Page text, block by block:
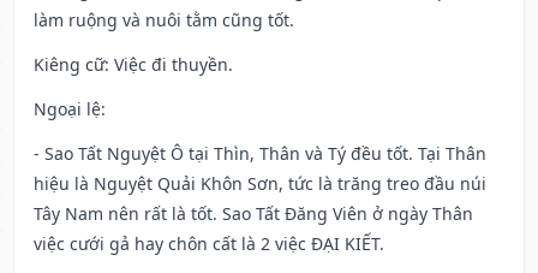
làm ruộng và nuôi tằm cũng tốt.
Kiêng cữ: Việc đi thuyền.
Ngoại lệ:
- Sao Tất Nguyệt Ô tại Thìn, Thân và Tý đều tốt. Tại Thân
hiệu là Nguyệt Quải Khôn Sơn, tức là trăng treo đầu núi
Tây Nam nên rất là tốt. Sao Tất Đăng Viên ở ngày Thân
việc cưới gả hay chôn cất là 2 việc ĐẠI KIẾT.